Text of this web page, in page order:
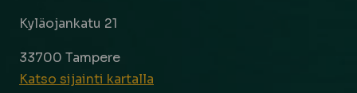
Kyläojankatu 21
33700 Tampere
Katso sijainti kartalla